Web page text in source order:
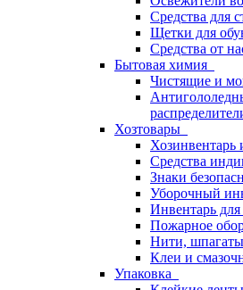
Средства для
Щетки для
Средства от
Бытовая химия
Чистящие и
Хозтовары
Хозинвентарь
Средства
Знаки
Уборочный
Инвентарь
Пожарное
Нити,
Клеи и
Упаковка